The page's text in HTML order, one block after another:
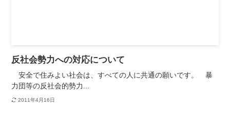
反社会勢力への対応について
安全で住みよい社会は、すべての人に共通の願いです。 暴
力団等の反社会的勢力...
2011年4月16日